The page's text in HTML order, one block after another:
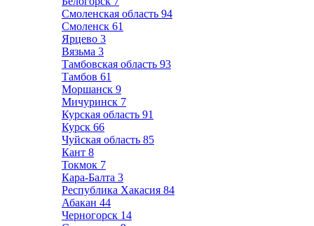
Смоленская область 94
Смоленск 61
Ярцево 3
Вязьма 3
Тамбовская область 93
Тамбов 61
Моршанск 9
Мичуринск 7
Курская область 91
Курск 66
Чуйская область 85
Кант 8
Токмок 7
Кара-Балта 3
Республика Хакасия 84
Абакан 44
Черногорск 14